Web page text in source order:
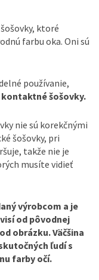
ktoré
farbu oka. Oni sú
používanie,
šošovky.
nie sú korekčnými
šošovky, pri
takže nie je
musíte vidieť
výrobcom a je
od pôvodnej
obrázku. Väčšina
ľudí s
farby očí.